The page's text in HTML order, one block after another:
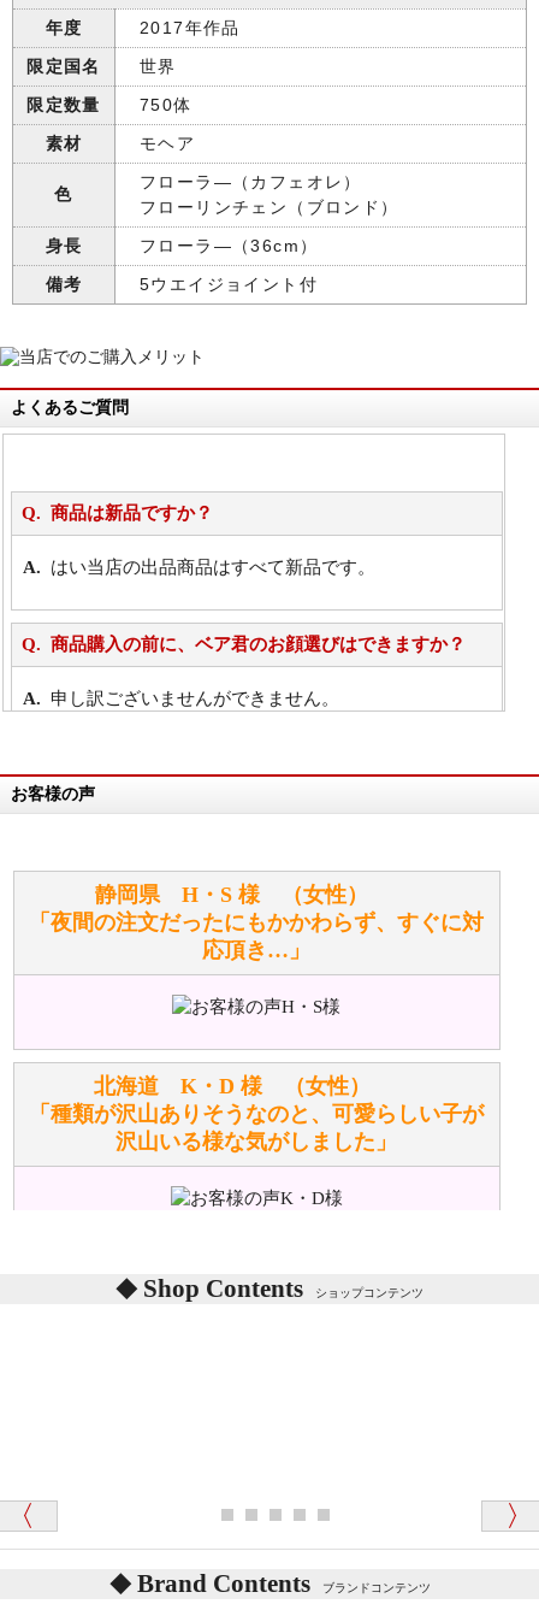
年度
2017年作品
限定国名
世界
限定数量
750体
素材
モヘア
色
フローラ―（カフェオレ）
フローリンチェン（ブロンド）
身長
フローラ―（36cm）
備考
5ウエイジョイント付
よくあるご質問
商品は新品ですか？
はい当店の出品商品はすべて新品です。
商品購入の前に、ベア君のお顔選びはできますか？
申し訳ございませんができません。
万が一欲しい商品が見つからない場合は、探して取り
お任せください！それは当店が謡っています「おも
てなしの心」で対応させていただきます。
シュタイフのぬいぐるみは洗濯できますか？ ぬいぐ
るみのお手入れ方法を教えてください。
詳しくはこちら をご覧ください。
ぬいぐるみの耳に付いているボタンやタグに、何か意
味などがありますか？
詳しくはこちらをご覧ください。
体をねかせたりおこしたりすると「グーグー」と鳴く
記載しておりますので、ぜひ探してみてください。
お客様の声
静岡県 H・S 様 （女性）
「夜間の注文だったにもかかわらず、すぐに対
応頂き…」
北海道 K・D 様 （女性）
「種類が沢山ありそうなのと、可愛らしい子が
沢山いる様な気がしました」
東京都 M・K 様 （女性）
「対応はどちらも丁寧でした。値段と他の融通
「商品説明が細やかで丁寧であったことです」
Shop Contents ショップコンテンツ
Brand Contents ブランドコンテンツ